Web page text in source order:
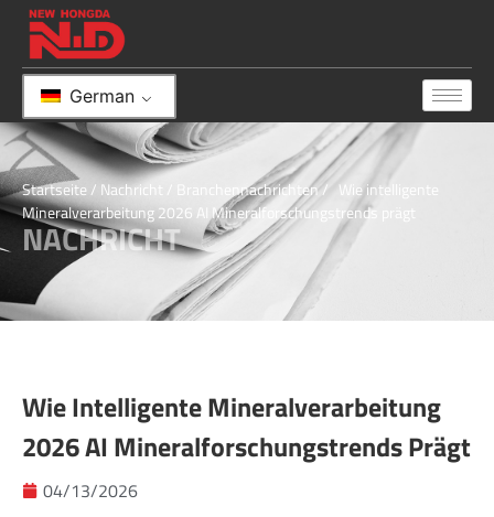
German
Startseite / Nachricht / Branchennachrichten/ Wie intelligente
Mineralverarbeitung 2026 AI Mineralforschungstrends prägt
NACHRICHT
Wie Intelligente Mineralverarbeitung
2026 AI Mineralforschungstrends Prägt
04/13/2026